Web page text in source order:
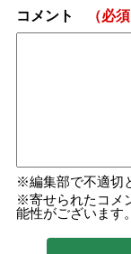
コメント （必須
編集部で不適切
寄せられたコメ
能性がございます